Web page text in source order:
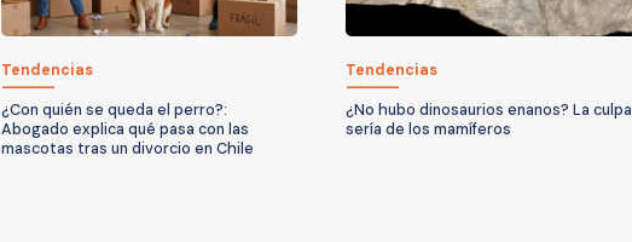
Tendencias
¿Con quién se queda el perro?:
Abogado explica qué pasa con las
mascotas tras un divorcio en Chile
Tendencias
¿No hubo dinosaurios enanos? La culpa
sería de los mamíferos